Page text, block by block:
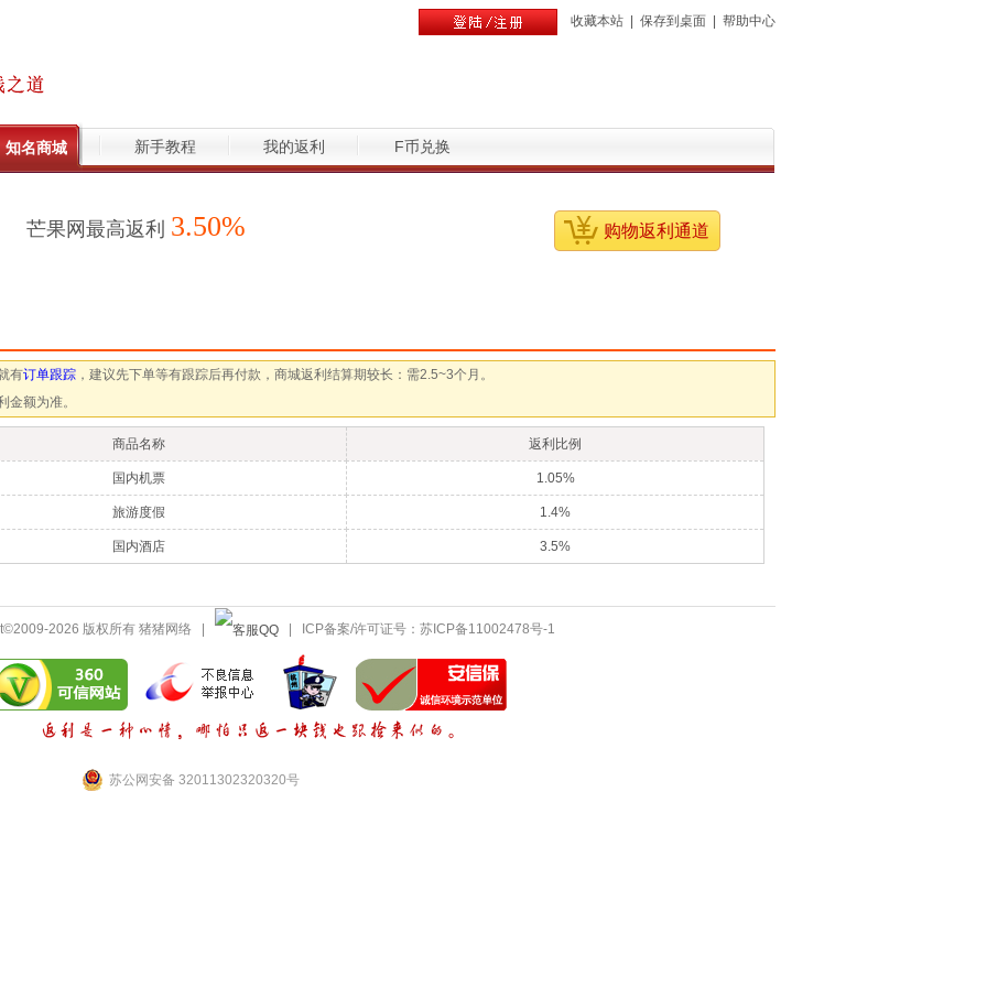
收藏本站 保存到桌面 帮助中心
知名商城 新手教程 我的返利 F币兑换
芒果网最高返利 3.50% 购物返利通道
有订单跟踪 ，建议先下单等有跟踪后再付款，商城返利结算期较长：需2.5~3个月。
金额为准。
商品名称 返利比例
国内机票 1.05%
旅游度假 1.4%
国内酒店 3.5%
2026 版权所有 猪猪网络 | | ICP备案/许可证号： 苏ICP备11002478号-1
苏公网安备 32011302320320号